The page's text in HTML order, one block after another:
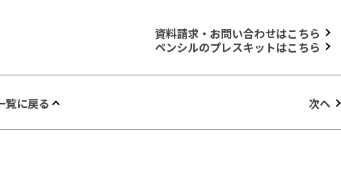
資料請求・お問い合わせはこちら
ペンシルのプレスキットはこちら
覧に戻る 次へ